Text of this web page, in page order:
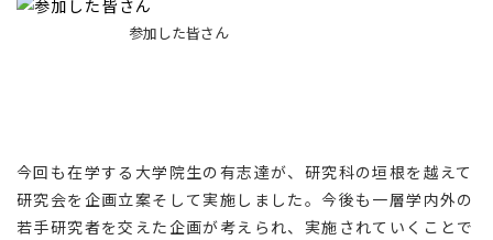
参加した皆さん
今回も在学する大学院生の有志達が、研究科の垣根を越えて
研究会を企画立案そして実施しました。今後も一層学内外の
若手研究者を交えた企画が考えられ、実施されていくことで